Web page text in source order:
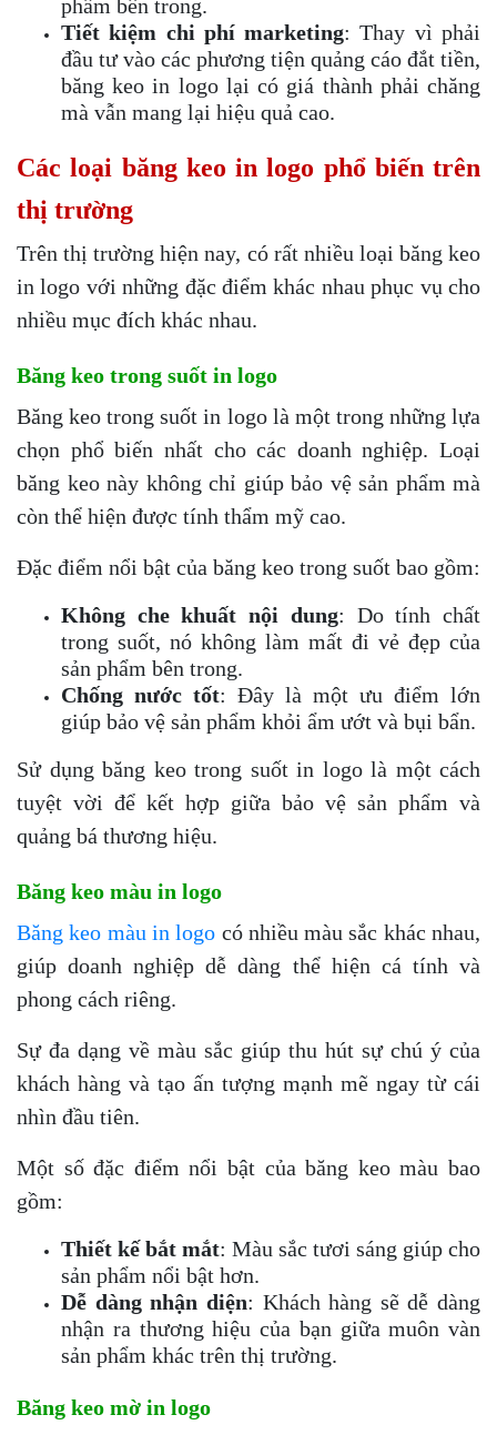
phẩm bên trong.
Tiết kiệm chi phí marketing: Thay vì phải
đầu tư vào các phương tiện quảng cáo đắt tiền,
băng keo in logo lại có giá thành phải chăng
mà vẫn mang lại hiệu quả cao.
Các loại băng keo in logo phổ biến trên
thị trường
Trên thị trường hiện nay, có rất nhiều loại băng keo
in logo với những đặc điểm khác nhau phục vụ cho
nhiều mục đích khác nhau.
Băng keo trong suốt in logo
Băng keo trong suốt in logo là một trong những lựa
chọn phổ biến nhất cho các doanh nghiệp. Loại
băng keo này không chỉ giúp bảo vệ sản phẩm mà
còn thể hiện được tính thẩm mỹ cao.
Đặc điểm nổi bật của băng keo trong suốt bao gồm:
Không che khuất nội dung: Do tính chất
trong suốt, nó không làm mất đi vẻ đẹp của
sản phẩm bên trong.
Chống nước tốt: Đây là một ưu điểm lớn
giúp bảo vệ sản phẩm khỏi ẩm ướt và bụi bẩn.
Sử dụng băng keo trong suốt in logo là một cách
tuyệt vời để kết hợp giữa bảo vệ sản phẩm và
quảng bá thương hiệu.
Băng keo màu in logo
Băng keo màu in logo có nhiều màu sắc khác nhau,
giúp doanh nghiệp dễ dàng thể hiện cá tính và
phong cách riêng.
Sự đa dạng về màu sắc giúp thu hút sự chú ý của
khách hàng và tạo ấn tượng mạnh mẽ ngay từ cái
nhìn đầu tiên.
Một số đặc điểm nổi bật của băng keo màu bao
gồm:
Thiết kế bắt mắt: Màu sắc tươi sáng giúp cho
sản phẩm nổi bật hơn.
Dễ dàng nhận diện: Khách hàng sẽ dễ dàng
nhận ra thương hiệu của bạn giữa muôn vàn
sản phẩm khác trên thị trường.
Băng keo mờ in logo